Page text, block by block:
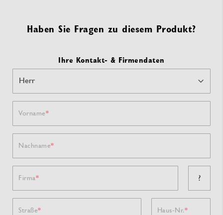
Haben Sie Fragen zu diesem Produkt?
Ihre Kontakt- & Firmendaten
Vorname
Nachname
Firma ?
Straße Haus-Nr.